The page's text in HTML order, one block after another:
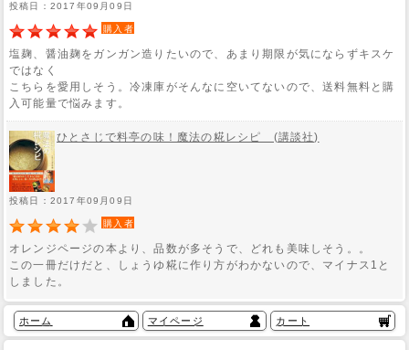
投稿日：2017年09月09日
購入者
塩麹、醤油麹をガンガン造りたいので、あまり期限が気にならずキスケ
ではなく
こちらを愛用しそう。冷凍庫がそんなに空いてないので、送料無料と購
入可能量で悩みます。
ひとさじで料亭の味！魔法の糀レシピ (講談社)
投稿日：2017年09月09日
購入者
オレンジページの本より、品数が多そうで、どれも美味しそう。。
この一冊だけだと、しょうゆ糀に作り方がわかないので、マイナス1と
しました。
ホーム マイページ カート